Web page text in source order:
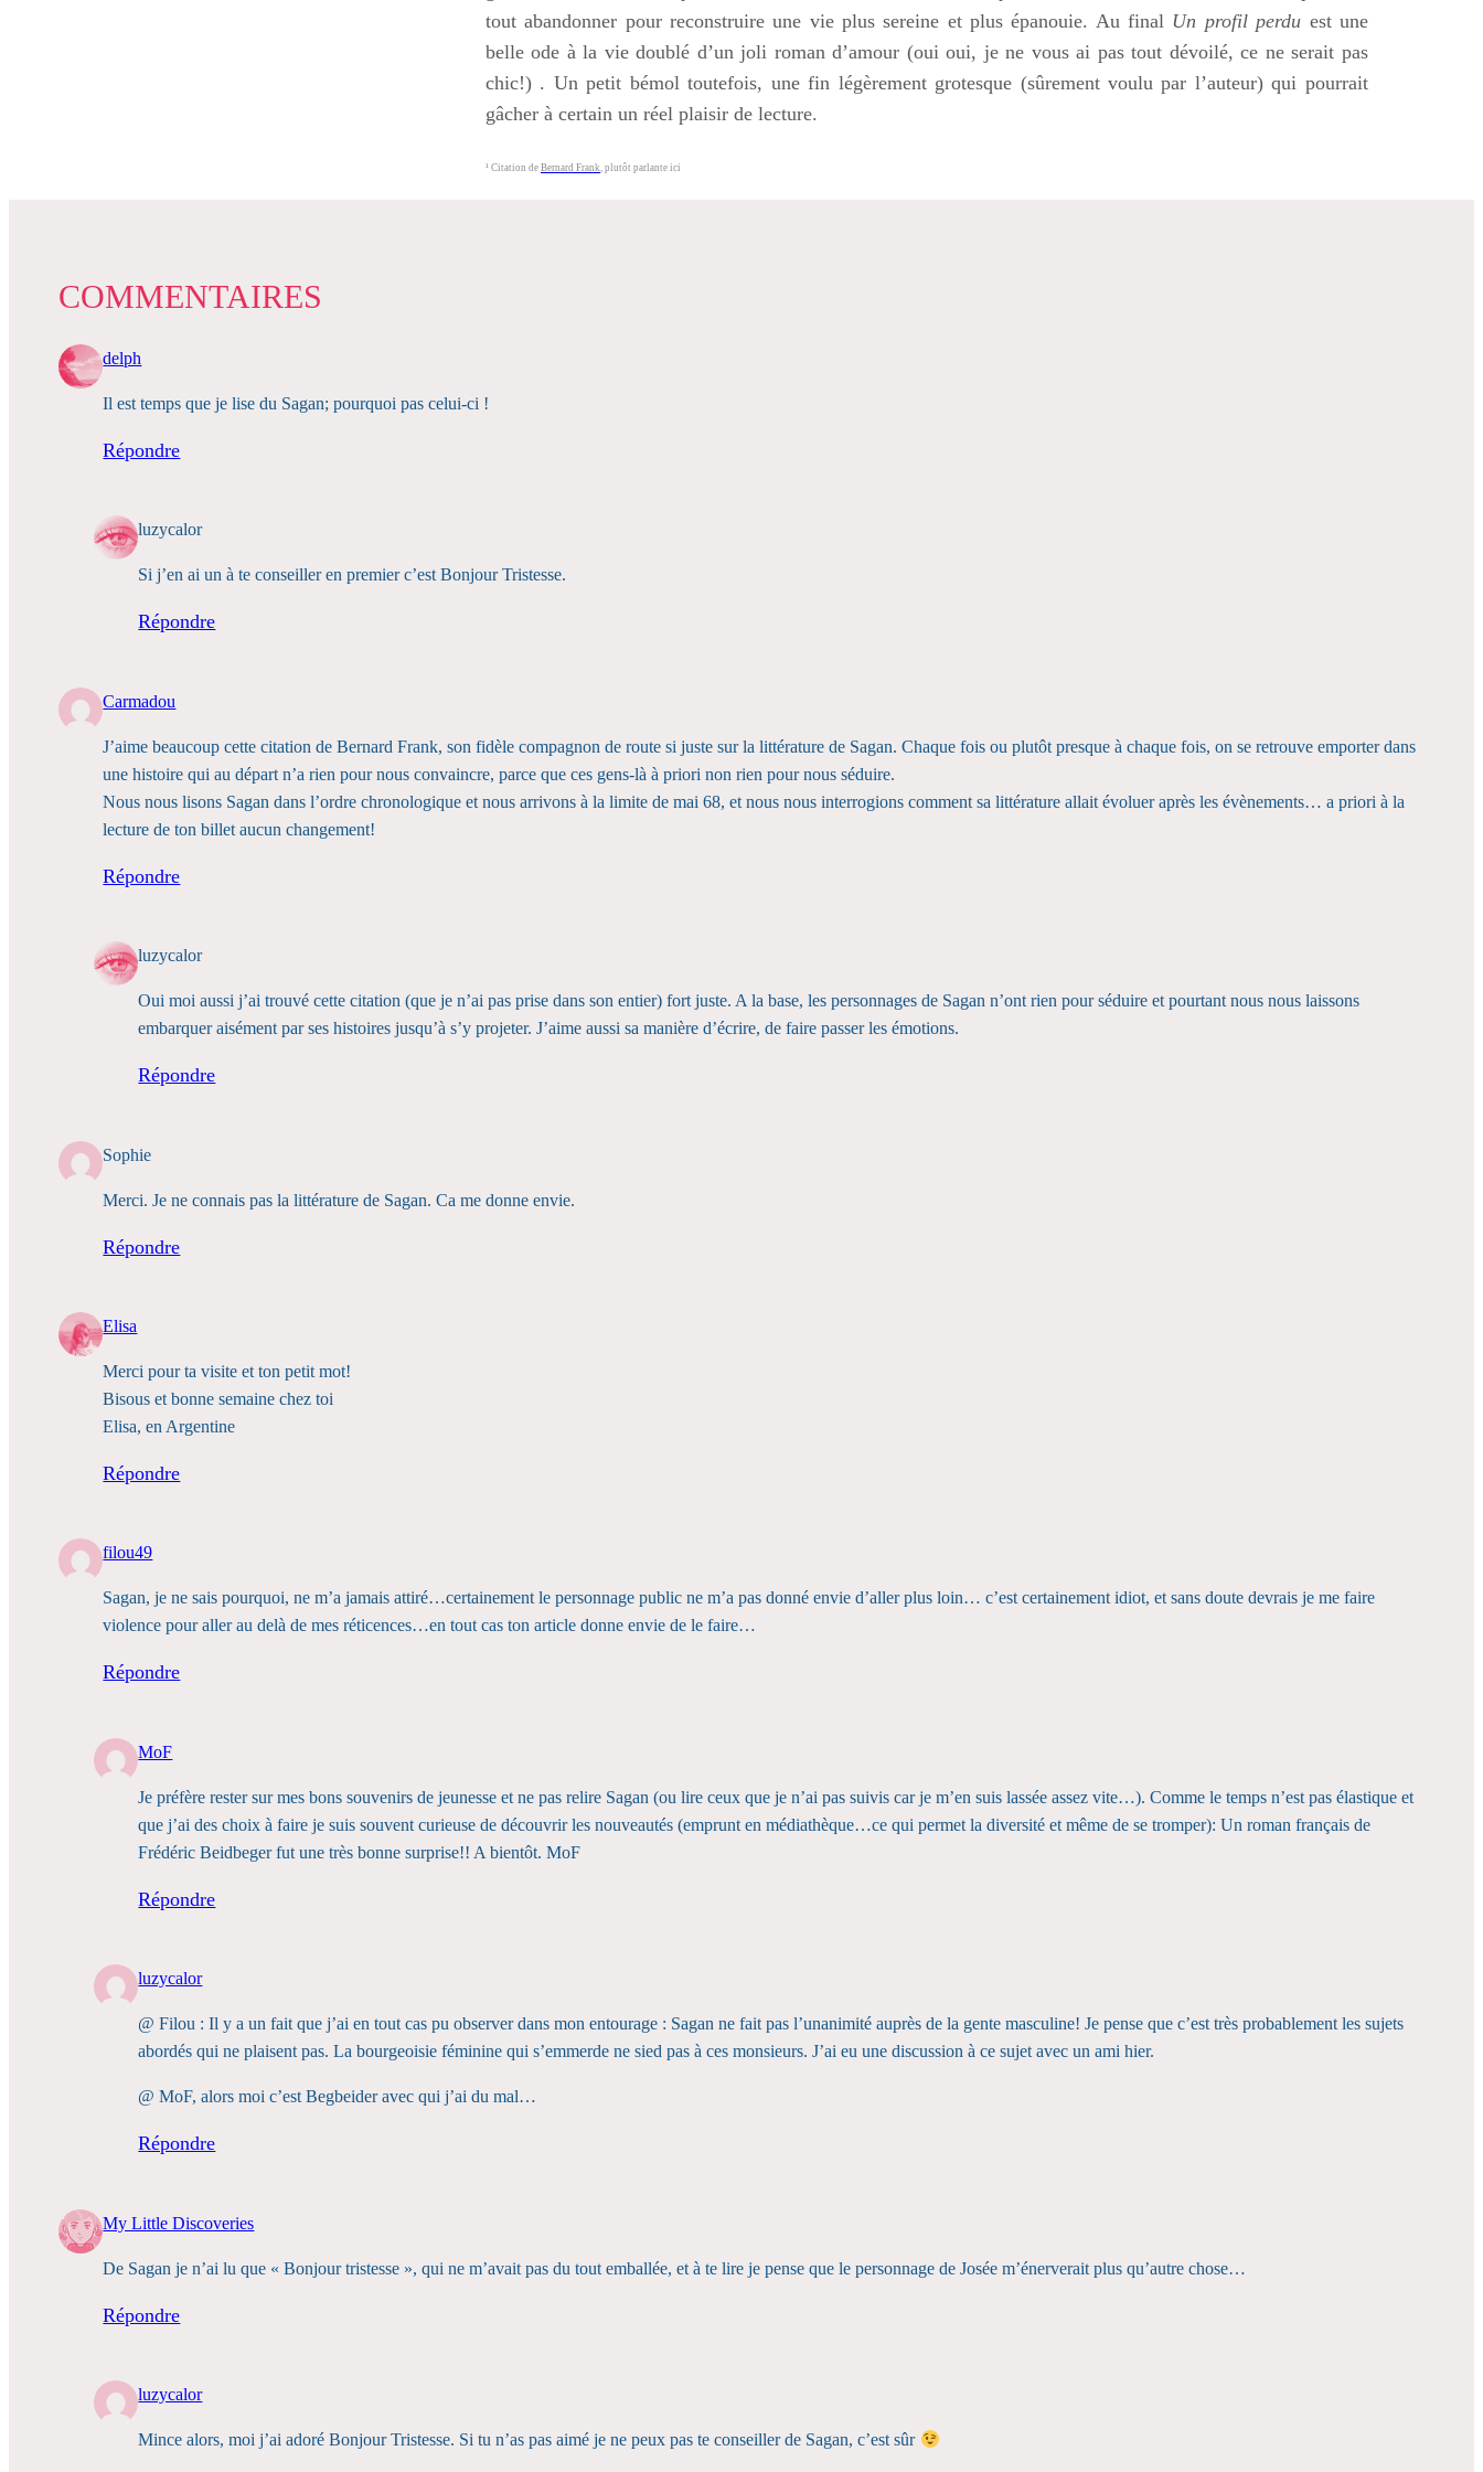
tout abandonner pour reconstruire une vie plus sereine et plus épanouie. Au final Un profil perdu est une
belle ode à la vie doublé d’un joli roman d’amour (oui oui, je ne vous ai pas tout dévoilé, ce ne serait pas
chic!) . Un petit bémol toutefois, une fin légèrement grotesque (sûrement voulu par l’auteur) qui pourrait
gâcher à certain un réel plaisir de lecture.
¹ Citation de Bernard Frank , plutôt parlante ici
COMMENTAIRES
delph
Il est temps que je lise du Sagan; pourquoi pas celui-ci !
Répondre
luzycalor
Si j’en ai un à te conseiller en premier c’est Bonjour Tristesse.
Répondre
Carmadou
J’aime beaucoup cette citation de Bernard Frank, son fidèle compagnon de route si juste sur la littérature de Sagan. Chaque fois ou plutôt presque à chaque fois, on se retrouve emporter dans
une histoire qui au départ n’a rien pour nous convaincre, parce que ces gens-là à priori non rien pour nous séduire.
Nous nous lisons Sagan dans l’ordre chronologique et nous arrivons à la limite de mai 68, et nous nous interrogions comment sa littérature allait évoluer après les évènements… a priori à la
lecture de ton billet aucun changement!
Répondre
luzycalor
Oui moi aussi j’ai trouvé cette citation (que je n’ai pas prise dans son entier) fort juste. A la base, les personnages de Sagan n’ont rien pour séduire et pourtant nous nous laissons
embarquer aisément par ses histoires jusqu’à s’y projeter. J’aime aussi sa manière d’écrire, de faire passer les émotions.
Répondre
Sophie
Merci. Je ne connais pas la littérature de Sagan. Ca me donne envie.
Répondre
Elisa
Merci pour ta visite et ton petit mot!
Bisous et bonne semaine chez toi
Elisa, en Argentine
Répondre
filou49
Sagan, je ne sais pourquoi, ne m’a jamais attiré…certainement le personnage public ne m’a pas donné envie d’aller plus loin… c’est certainement idiot, et sans doute devrais je me faire
violence pour aller au delà de mes réticences…en tout cas ton article donne envie de le faire…
Répondre
MoF
Je préfère rester sur mes bons souvenirs de jeunesse et ne pas relire Sagan (ou lire ceux que je n’ai pas suivis car je m’en suis lassée assez vite…). Comme le temps n’est pas élastique et
que j’ai des choix à faire je suis souvent curieuse de découvrir les nouveautés (emprunt en médiathèque…ce qui permet la diversité et même de se tromper): Un roman français de
Frédéric Beidbeger fut une très bonne surprise!! A bientôt. MoF
Répondre
luzycalor
@ Filou : Il y a un fait que j’ai en tout cas pu observer dans mon entourage : Sagan ne fait pas l’unanimité auprès de la gente masculine! Je pense que c’est très probablement les sujets
abordés qui ne plaisent pas. La bourgeoisie féminine qui s’emmerde ne sied pas à ces monsieurs. J’ai eu une discussion à ce sujet avec un ami hier.
@ MoF, alors moi c’est Begbeider avec qui j’ai du mal…
Répondre
My Little Discoveries
De Sagan je n’ai lu que « Bonjour tristesse », qui ne m’avait pas du tout emballée, et à te lire je pense que le personnage de Josée m’énerverait plus qu’autre chose…
Répondre
luzycalor
Mince alors, moi j’ai adoré Bonjour Tristesse. Si tu n’as pas aimé je ne peux pas te conseiller de Sagan, c’est sûr